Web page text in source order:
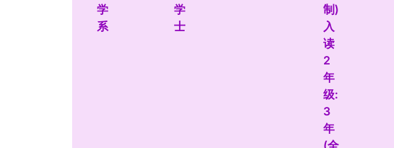
学
系
学
士
制)
入
读
2
年
级:
3
年
(全